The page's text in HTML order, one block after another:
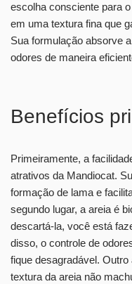
escolha consciente para
em uma textura fina que
Sua formulação absorve
odores de maneira
Benefícios
Primeiramente, a
atrativos da Mandiocat.
formação de lama e
segundo lugar, a areia é
descartá-la, você está
disso, o controle de
fique desagradável.
textura da areia não